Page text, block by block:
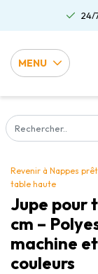
24/
MENU
Revenir à Nappes
table haute
Jupe pour
cm –
machine
couleurs